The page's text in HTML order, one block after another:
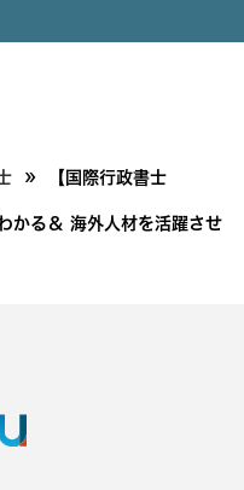
» 【国際行政書士
かる＆ 海外人材を活躍させ